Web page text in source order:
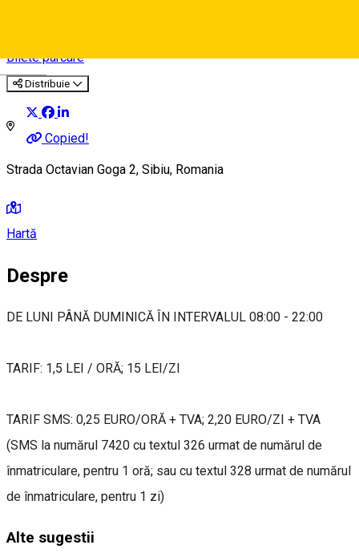
Deutsch
Bilete parcare
Distribuie
Copied!
Strada Octavian Goga 2, Sibiu, Romania
Hartă
Despre
DE LUNI PÂNĂ DUMINICĂ ÎN INTERVALUL 08:00 - 22:00
TARIF: 1,5 LEI / ORĂ; 15 LEI/ZI
TARIF SMS: 0,25 EURO/ORĂ + TVA; 2,20 EURO/ZI + TVA
(SMS la numărul 7420 cu textul 326 urmat de numărul de
înmatriculare, pentru 1 oră; sau cu textul 328 urmat de numărul
de înmatriculare, pentru 1 zi)
Alte sugestii